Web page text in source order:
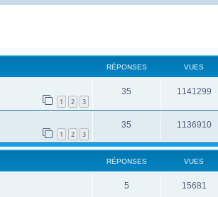
RÉPONSES VUES
1 2 3
35 1141299
1 2 3
35 1136910
RÉPONSES VUES
5 15681